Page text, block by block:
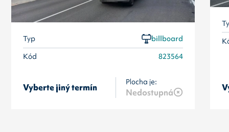
Typ
billboard
Kód
823564
Vyberte jiný termín
Plocha je:
Nedostupná